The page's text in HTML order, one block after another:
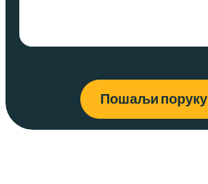
Пошаљи поруку